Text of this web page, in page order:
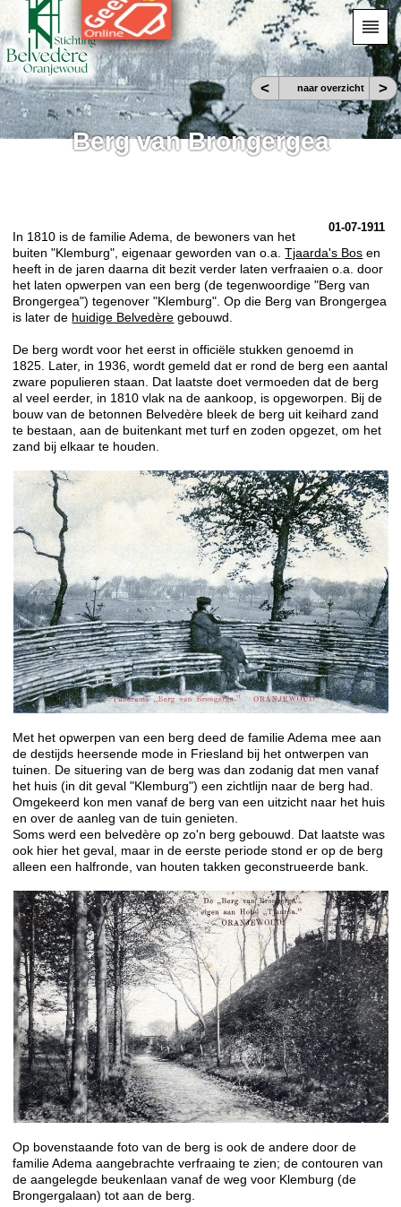
Berg van Brongergea
01-07-1911
In 1810 is de familie Adema, de bewoners van het
buiten "Klemburg", eigenaar geworden van o.a.Tjaarda's Bos en
heeft in de jaren daarna dit bezit verder laten verfraaien o.a. door
het laten opwerpen van een berg (de tegenwoordige "Berg van
Brongergea") tegenover "Klemburg". Op die Berg van Brongergea
is later de huidige Belvedère gebouwd.
De berg wordt voor het eerst in officiële stukken genoemd in
1825. Later, in 1936, wordt gemeld dat er rond de berg een aantal
zware populieren staan. Dat laatste doet vermoeden dat de berg
al veel eerder, in 1810 vlak na de aankoop, is opgeworpen. Bij de
bouw van de betonnen Belvedère bleek de berg uit keihard zand
te bestaan, aan de buitenkant met turf en zoden opgezet, om het
zand bij elkaar te houden.
Met het opwerpen van een berg deed de familie Adema mee aan
de destijds heersende mode in Friesland bij het ontwerpen van
tuinen. De situering van de berg was dan zodanig dat men vanaf
het huis (in dit geval "Klemburg") een zichtlijn naar de berg had.
Omgekeerd kon men vanaf de berg van een uitzicht naar het huis
en over de aanleg van de tuin genieten.
Soms werd een belvedère op zo'n berg gebouwd. Dat laatste was
ook hier het geval, maar in de eerste periode stond er op de berg
alleen een halfronde, van houten takken geconstrueerde bank.
Op bovenstaande foto van de berg is ook de andere door de
familie Adema aangebrachte verfraaing te zien; de contouren van
de aangelegde beukenlaan vanaf de weg voor Klemburg (de
Brongergalaan) tot aan de berg.
< naar overzicht >